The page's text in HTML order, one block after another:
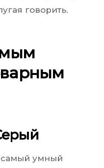
говорить.
самый умный